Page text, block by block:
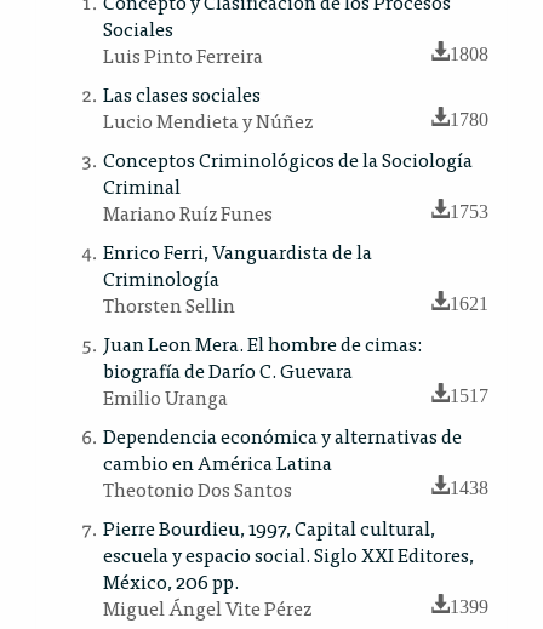
Sociales
Luis Pinto Ferreira
1808
Las clases sociales
Lucio Mendieta y Núñez
1780
Conceptos Criminológicos de la Sociología
Criminal
Mariano Ruíz Funes
1753
Enrico Ferri, Vanguardista de la
Criminología
Thorsten Sellin
1621
Juan Leon Mera. El hombre de cimas:
biografía de Darío C. Guevara
Emilio Uranga
1517
Dependencia económica y alternativas de
cambio en América Latina
Theotonio Dos Santos
1438
Pierre Bourdieu, 1997, Capital cultural,
escuela y espacio social. Siglo XXI Editores,
México, 206 pp.
Miguel Ángel Vite Pérez
1399